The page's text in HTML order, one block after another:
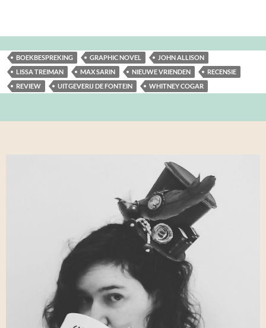
BOEKBESPREKING GRAPHIC NOVEL
JOHN ALLISON
LISSA TREIMAN
MAX SARIN NIEUWE VRIENDEN
RECENSIE
REVIEW
UITGEVERIJ DE FONTEIN WHITNEY COGAR